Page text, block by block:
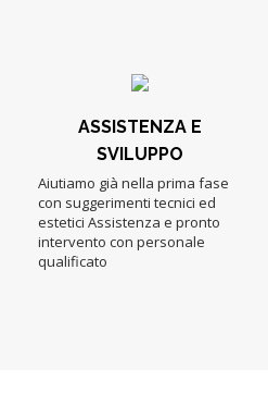
ASSISTENZA E
SVILUPPO
Aiutiamo già nella prima fase
con suggerimenti tecnici ed
estetici Assistenza e pronto
intervento con personale
qualificato